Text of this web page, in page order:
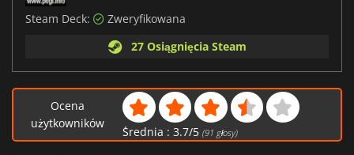
Steam Deck:
Zweryfikowana
27 Osiągnięcia Steam
Ocena
użytkowników
Średnia : 3.7/5 (91 głosy)